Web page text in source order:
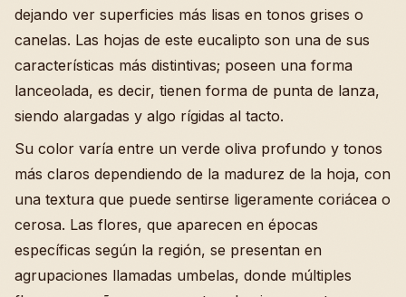
dejando ver superficies más lisas en tonos grises o
canelas. Las hojas de este eucalipto son una de sus
características más distintivas; poseen una forma
lanceolada, es decir, tienen forma de punta de lanza,
siendo alargadas y algo rígidas al tacto.
Su color varía entre un verde oliva profundo y tonos
más claros dependiendo de la madurez de la hoja, con
una textura que puede sentirse ligeramente coriácea o
cerosa. Las flores, que aparecen en épocas
específicas según la región, se presentan en
agrupaciones llamadas umbelas, donde múltiples